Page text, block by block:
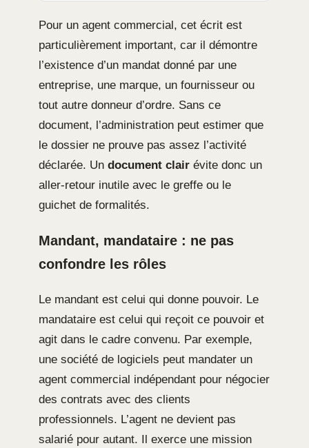
Pour un agent commercial, cet écrit est
particulièrement important, car il démontre
l’existence d’un mandat donné par une
entreprise, une marque, un fournisseur ou
tout autre donneur d’ordre. Sans ce
document, l’administration peut estimer que
le dossier ne prouve pas assez l’activité
déclarée. Un document clair évite donc un
aller-retour inutile avec le greffe ou le
guichet de formalités.
Mandant, mandataire : ne pas
confondre les rôles
Le mandant est celui qui donne pouvoir. Le
mandataire est celui qui reçoit ce pouvoir et
agit dans le cadre convenu. Par exemple,
une société de logiciels peut mandater un
agent commercial indépendant pour négocier
des contrats avec des clients
professionnels. L’agent ne devient pas
salarié pour autant. Il exerce une mission